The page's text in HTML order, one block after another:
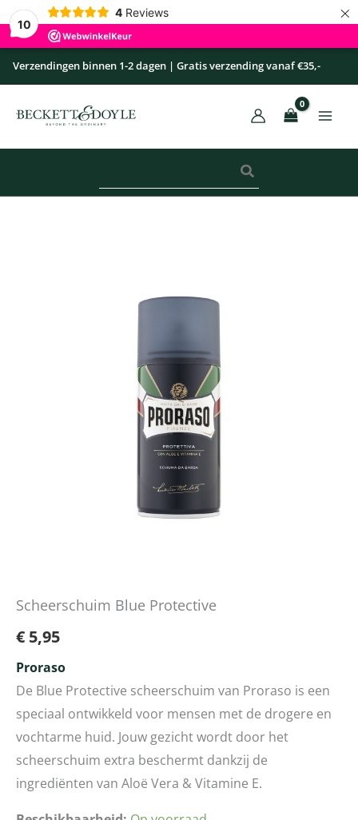
10
4 Reviews ×
Ga
naar
inhoud
Verzendingen binnen 1-2 dagen | Gratis verzending vanaf €35,-
Scheerschuim Blue Protective
€ 5,95
Proraso
De Blue Protective scheerschuim van Proraso is een
speciaal ontwikkeld voor mensen met de drogere en
vochtarme huid. Jouw gezicht wordt door het
scheerschuim extra beschermt dankzij de
ingrediënten van Aloë Vera & Vitamine E.